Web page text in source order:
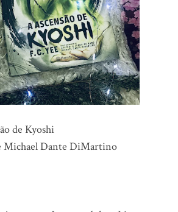
de Kyoshi
Michael Dante DiMartino